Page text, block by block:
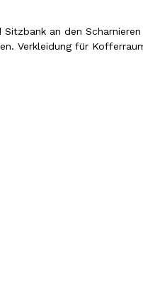
Sitzbank an den
Verkleidung für